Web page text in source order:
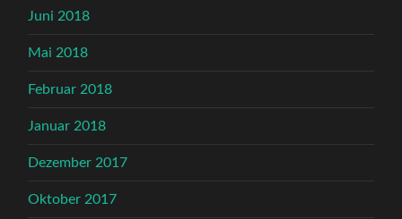
Juni 2018
Mai 2018
Februar 2018
Januar 2018
Dezember 2017
Oktober 2017